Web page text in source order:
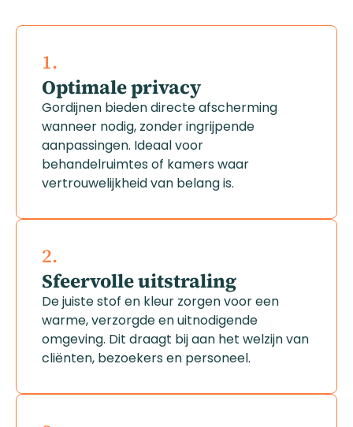
1.
Optimale privacy
Gordijnen bieden directe afscherming
wanneer nodig, zonder ingrijpende
aanpassingen. Ideaal voor
behandelruimtes of kamers waar
vertrouwelijkheid van belang is.
2.
Sfeervolle uitstraling
De juiste stof en kleur zorgen voor een
warme, verzorgde en uitnodigende
omgeving. Dit draagt bij aan het welzijn van
cliënten, bezoekers en personeel.